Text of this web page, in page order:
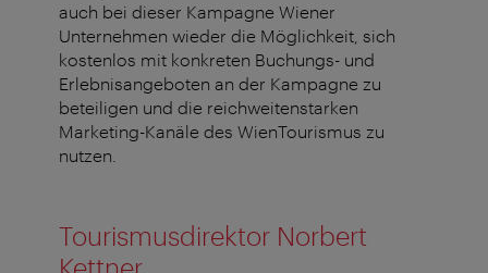
auch bei dieser Kampagne Wiener
Unternehmen wieder die Möglichkeit, sich
kostenlos mit konkreten Buchungs- und
Erlebnisangeboten an der Kampagne zu
beteiligen und die reichweitenstarken
Marketing-Kanäle des WienTourismus zu
nutzen.
Tourismusdirektor Norbert